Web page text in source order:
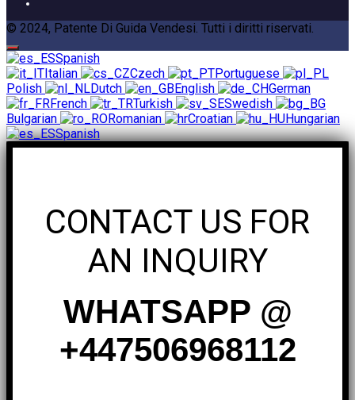
© 2024, Patente Di Guida Vendesi. Tutti i diritti riservati.
Spanish
Italian
Czech
Portuguese
Polish
Dutch English
German
French
Turkish
Swedish
Bulgarian
Romanian Croatian
Hungarian
Spanish
CONTACT US FOR
AN INQUIRY
WHATSAPP @
+447506968112